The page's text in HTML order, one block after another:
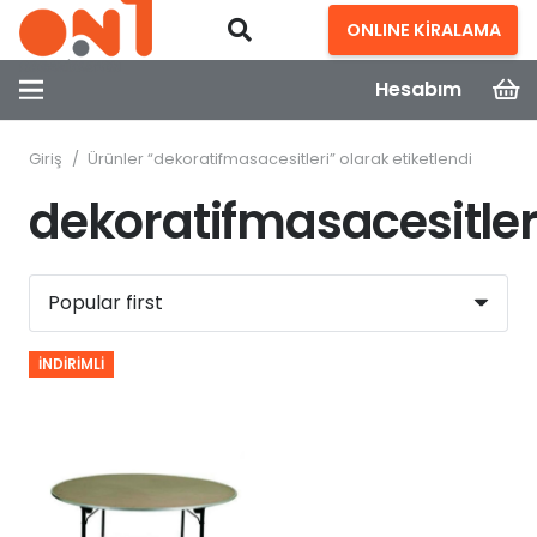
ONLINE KİRALAMA
Hesabım
Giriş / Ürünler “dekoratifmasacesitleri” olarak etiketlendi
İNDIRIMLI